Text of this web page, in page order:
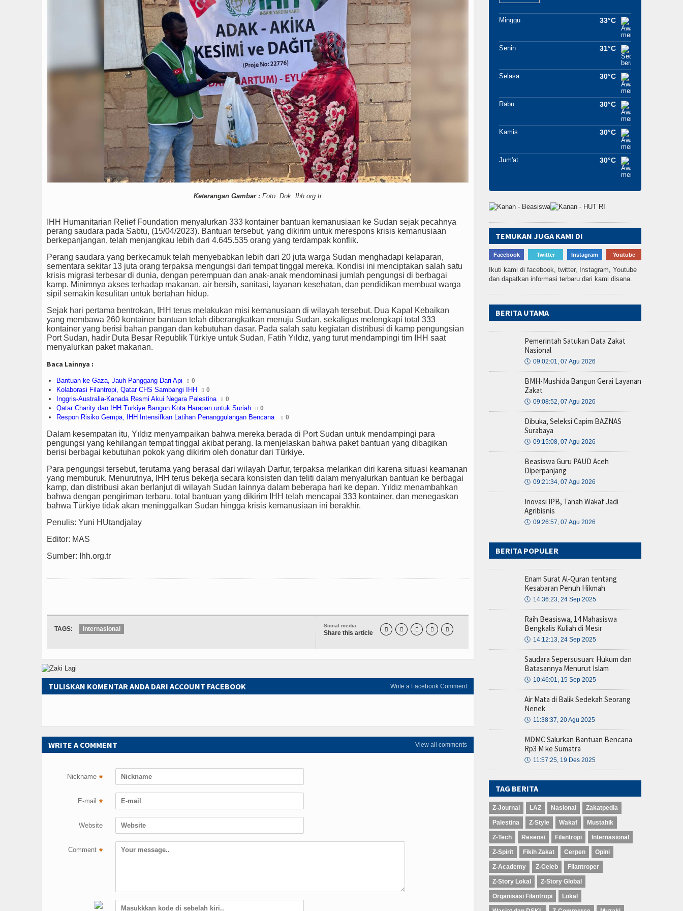
Keterangan Gambar : Foto: Dok. Ihh.org.tr
IHH Humanitarian Relief Foundation menyalurkan 333 kontainer bantuan kemanusiaan ke Sudan sejak pecahnya
perang saudara pada Sabtu, (15/04/2023). Bantuan tersebut, yang dikirim untuk merespons krisis kemanusiaan
berkepanjangan, telah menjangkau lebih dari 4.645.535 orang yang terdampak konflik.
Perang saudara yang berkecamuk telah menyebabkan lebih dari 20 juta warga Sudan menghadapi kelaparan,
sementara sekitar 13 juta orang terpaksa mengungsi dari tempat tinggal mereka. Kondisi ini menciptakan salah satu
krisis migrasi terbesar di dunia, dengan perempuan dan anak-anak mendominasi jumlah pengungsi di berbagai
kamp. Minimnya akses terhadap makanan, air bersih, sanitasi, layanan kesehatan, dan pendidikan membuat warga
sipil semakin kesulitan untuk bertahan hidup.
Sejak hari pertama bentrokan, IHH terus melakukan misi kemanusiaan di wilayah tersebut. Dua Kapal Kebaikan
yang membawa 260 kontainer bantuan telah diberangkatkan menuju Sudan, sekaligus melengkapi total 333
kontainer yang berisi bahan pangan dan kebutuhan dasar. Pada salah satu kegiatan distribusi di kamp pengungsian
Port Sudan, hadir Duta Besar Republik Türkiye untuk Sudan, Fatih Yıldız, yang turut mendampingi tim IHH saat
menyalurkan paket makanan.
Baca Lainnya :
Bantuan ke Gaza, Jauh Panggang Dari Api 0
Kolaborasi Filantropi, Qatar CHS Sambangi IHH 0
Inggris-Australia-Kanada Resmi Akui Negara Palestina 0
Qatar Charity dan IHH Turkiye Bangun Kota Harapan untuk Suriah 0
Respon Risiko Gempa, IHH Intensifkan Latihan Penanggulangan Bencana 0
Dalam kesempatan itu, Yıldız menyampaikan bahwa mereka berada di Port Sudan untuk mendampingi para
pengungsi yang kehilangan tempat tinggal akibat perang. Ia menjelaskan bahwa paket bantuan yang dibagikan
berisi berbagai kebutuhan pokok yang dikirim oleh donatur dari Türkiye.
Para pengungsi tersebut, terutama yang berasal dari wilayah Darfur, terpaksa melarikan diri karena situasi keamanan
yang memburuk. Menurutnya, IHH terus bekerja secara konsisten dan teliti dalam menyalurkan bantuan ke berbagai
kamp, dan distribusi akan berlanjut di wilayah Sudan lainnya dalam beberapa hari ke depan. Yıldız menambahkan
bahwa dengan pengiriman terbaru, total bantuan yang dikirim IHH telah mencapai 333 kontainer, dan menegaskan
bahwa Türkiye tidak akan meninggalkan Sudan hingga krisis kemanusiaan ini berakhir.
Penulis: Yuni HUtandjalay
Editor: MAS
Sumber: Ihh.org.tr
Social media
Share this article     
TAGS: internasional
Write a Facebook Comment
TULISKAN KOMENTAR ANDA DARI ACCOUNT FACEBOOK
View all comments
WRITE A COMMENT
Nickname *
E-mail *
Website
Comment *
Minggu 33°C
Senin 31°C
Selasa 30°C
Rabu 30°C
Kamis 30°C
Jum'at 30°C
TEMUKAN JUGA KAMI DI
Facebook Twitter Instagram Youtube
Ikuti kami di facebook, twitter, Instagram, Youtube
dan dapatkan informasi terbaru dari kami disana.
BERITA UTAMA
Pemerintah Satukan Data Zakat
Nasional
🕔 09:02:01, 07 Agu 2026
BMH-Mushida Bangun Gerai Layanan
Zakat
🕔 09:08:52, 07 Agu 2026
Dibuka, Seleksi Capim BAZNAS
Surabaya
🕔 09:15:08, 07 Agu 2026
Beasiswa Guru PAUD Aceh
Diperpanjang
🕔 09:21:34, 07 Agu 2026
Inovasi IPB, Tanah Wakaf Jadi
Agribisnis
🕔 09:26:57, 07 Agu 2026
BERITA POPULER
Enam Surat Al-Quran tentang
Kesabaran Penuh Hikmah
🕔 14:36:23, 24 Sep 2025
Raih Beasiswa, 14 Mahasiswa
Bengkalis Kuliah di Mesir
🕔 14:12:13, 24 Sep 2025
Saudara Sepersusuan: Hukum dan
Batasannya Menurut Islam
🕔 10:46:01, 15 Sep 2025
Air Mata di Balik Sedekah Seorang
Nenek
🕔 11:38:37, 20 Agu 2025
MDMC Salurkan Bantuan Bencana
Rp3 M ke Sumatra
🕔 11:57:25, 19 Des 2025
TAG BERITA
Z-Journal LAZ Nasional Zakatpedia
Palestina Z-Style Wakaf Mustahik
Z-Tech Resensi Filantropi Internasional
Z-Spirit Fikih Zakat Cerpen Opini
Z-Academy Z-Celeb Filantroper
Z-Story Lokal Z-Story Global
Organisasi Filantropi Lokal